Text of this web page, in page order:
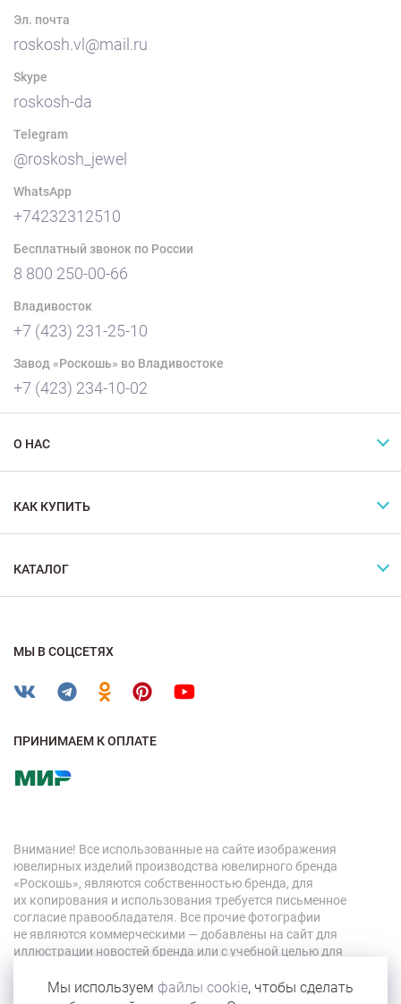
Эл. почта
roskosh.vl@mail.ru
Skype
roskosh-da
Telegram
@roskosh_jewel
WhatsApp
+74232312510
Бесплатный звонок по России
8 800 250-00-66
Владивосток
+7 (423) 231-25-10
Завод «Роскошь» во Владивостоке
+7 (423) 234-10-02
О НАС
КАК КУПИТЬ
КАТАЛОГ
МЫ В СОЦСЕТЯХ
ПРИНИМАЕМ К ОПЛАТЕ
Внимание! Все использованные на сайте изображения
ювелирных изделий производства ювелирного бренда
«Роскошь», являются собственностью бренда, для
их копирования и использования требуется письменное
согласие правообладателя. Все прочие фотографии
не являются коммерческими — добавлены на сайт для
иллюстрации новостей бренда или с учебной целью для
Мы используем файлы cookie, чтобы сделать